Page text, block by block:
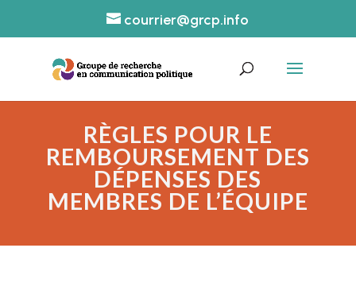
courrier@grcp.info
RÈGLES POUR LE
REMBOURSEMENT DES
DÉPENSES DES
MEMBRES DE L’ÉQUIPE